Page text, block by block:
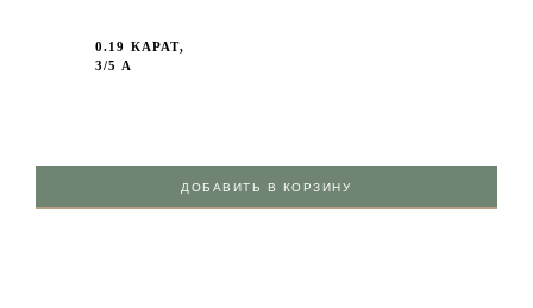
0.19 КАРАТ,
3/5 А
ДОБАВИТЬ В КОРЗИНУ